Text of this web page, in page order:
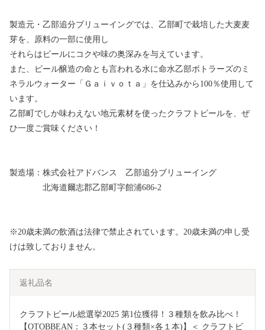
製造元・乙部追分ブリューイングでは、乙部町で栽培した大麦麦
芽を、原料の一部に使用し
それらはビールにコクや味の奥深みを与えています。
また、ビール醸造の命とも言われる水に命水乙部ボトラーズのミ
ネラルウォーター「Ｇａｉｖｏｔａ」を仕込みから100％使用して
います。
乙部町でしか味わえない地元素材を使ったクラフトビールを、ぜ
ひ一度ご賞味ください！
製造場：株式会社アドバンス 乙部追分ブリューイング
北海道爾志郡乙部町字館浦686-2
※20歳未満の飲酒は法律で禁止されています。20歳未満の申し受
けは致しておりません。
返礼品名
クラフトビール総選挙2025 第1位獲得！３種類を飲み比べ！
【OTOBBEAN：３本セット(３種類×各１本)】＜ クラフトビ